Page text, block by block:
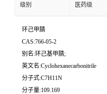
级别 医药级
环己甲腈
CAS:766-05-2
别名:环己基甲腈;
英文名:Cyclohexanecarbonitrile
分子式:C7H11N
分子量:109.169